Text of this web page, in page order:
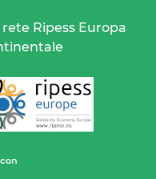
Ripess Europa